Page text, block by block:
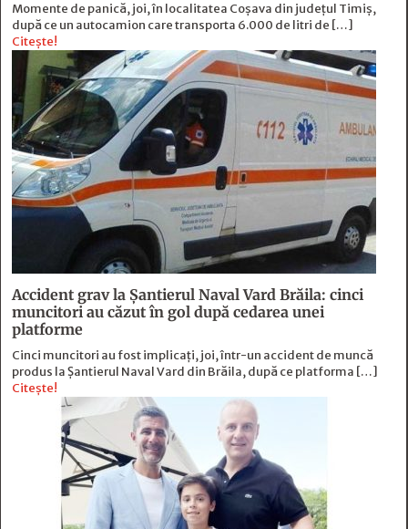
Momente de panică, joi, în localitatea Coșava din județul Timiș,
după ce un autocamion care transporta 6.000 de litri de […]
Citește!
Accident grav la Șantierul Naval Vard Brăila: cinci
muncitori au căzut în gol după cedarea unei
platforme
Cinci muncitori au fost implicați, joi, într-un accident de muncă
produs la Șantierul Naval Vard din Brăila, după ce platforma […]
Citește!